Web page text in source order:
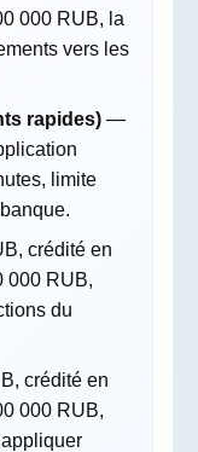
000 RUB, la
vers les
rapides)—
limite
crédité en
000 RUB,
du
crédité en
000 RUB,